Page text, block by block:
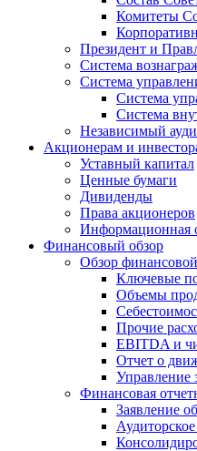
Комитеты
Президент и
Система
Система
Система
Система
Независимый
Акционерам и
Уставный капитал
Ценные бумаги
Дивиденды
Права акционеров
Информационная
Финансовый обзор
Обзор
Ключевые
Объемы
Прочие
EBITDA и
Отчет о
Управление
Финансовая
Заявление